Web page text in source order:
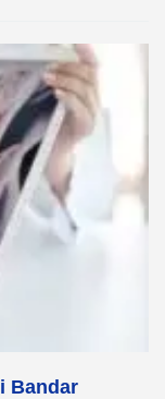
Bandar